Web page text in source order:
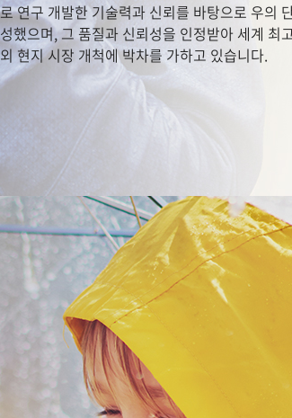
연구 개발한 기술력과 신뢰를 바탕으로 우의
했으며, 그 품질과 신뢰성을 인정받아 세계 최
현지 시장 개척에 박차를 가하고 있습니다.